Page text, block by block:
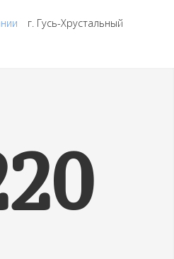
г. Гусь-Хрустальный